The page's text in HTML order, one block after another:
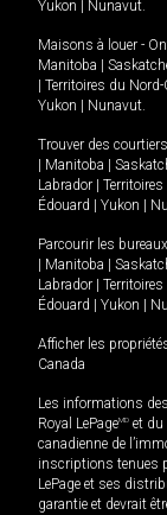
Yukon
Nunavut.
Maisons à louer -
Manitoba
Territoires du
Yukon
Nunavut.
Trouver des
Manitoba
Labrador
Édouard
Yukon
Parcourir les
Manitoba
Labrador
Édouard
Yukon
Afficher les
Canada
Les informations
Royal LePageMD et du
canadienne de
inscriptions tenues
LePage et ses
garantie et devrait